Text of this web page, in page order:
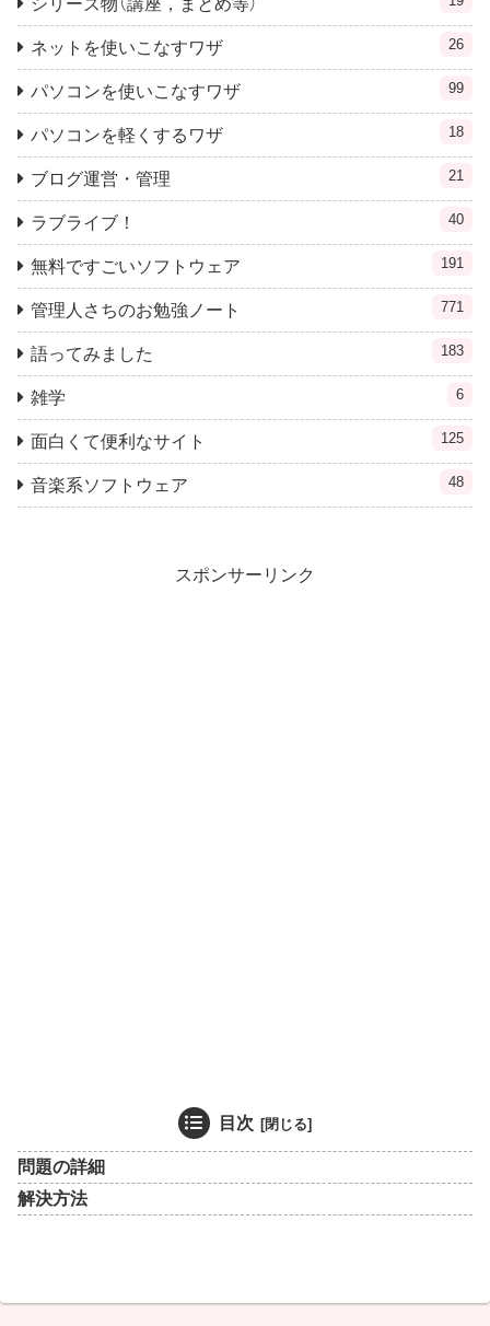
ネットを使いこなすワザ 26
パソコンを使いこなすワザ 99
パソコンを軽くするワザ 18
ブログ運営・管理 21
ラブライブ！ 40
無料ですごいソフトウェア 191
管理人さちのお勉強ノート 771
語ってみました 183
雑学 6
面白くて便利なサイト 125
音楽系ソフトウェア 48
スポンサーリンク
目次
問題の詳細
解決方法